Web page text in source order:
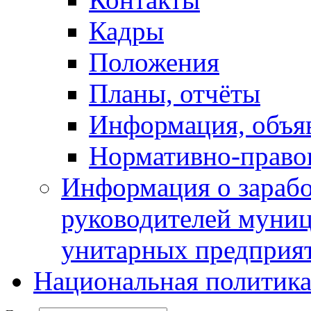
Кадры
Положения
Планы, отчёты
Информация,
Нормативно-
Информация о
руководителей
унитарных
Национальная политика